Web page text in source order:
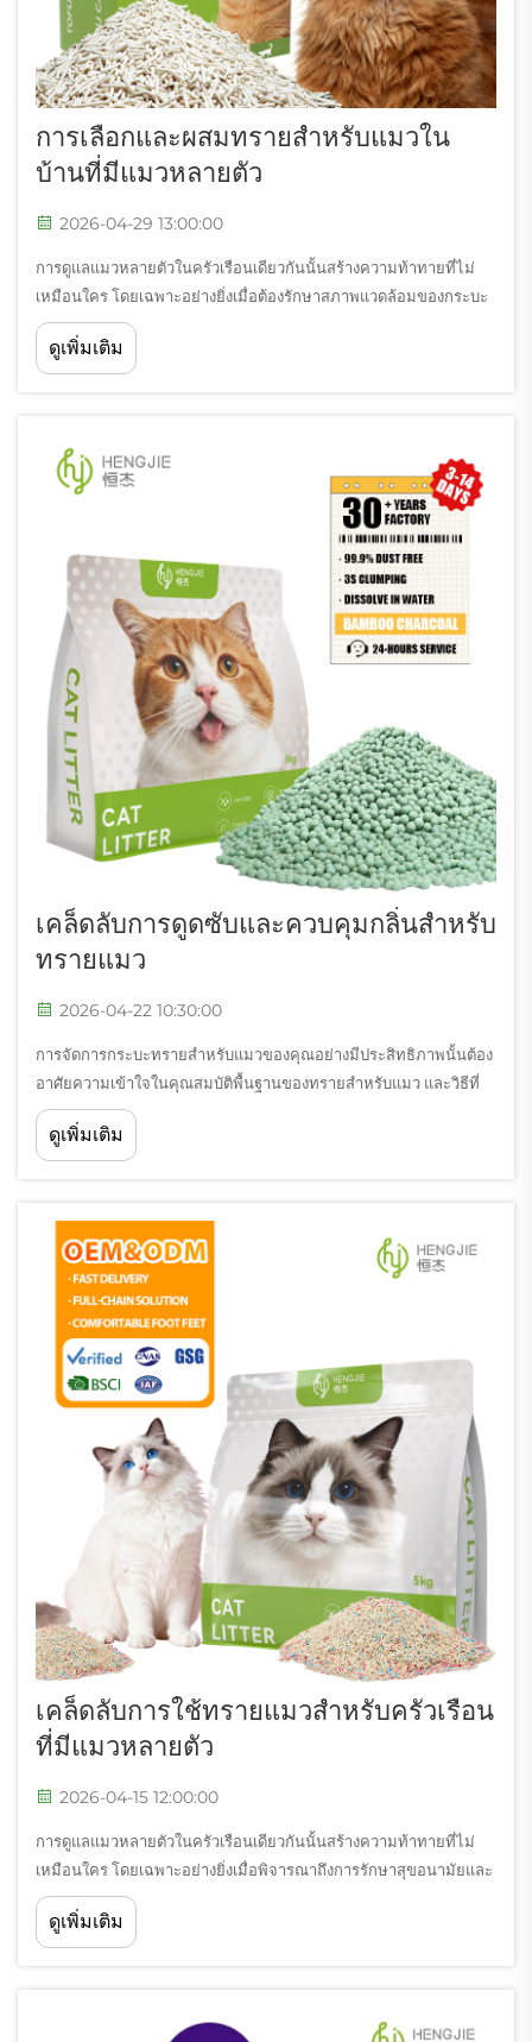
การเลือกและผสมทรายสำหรับแมวใน
บ้านที่มีแมวหลายตัว
2026-04-29 13:00:00
การดูแลแมวหลายตัวในครัวเรือนเดียวกันนั้นสร้างความท้าทายที่ไม่
เหมือนใคร โดยเฉพาะอย่างยิ่งเมื่อต้องรักษาสภาพแวดล้อมของกระบะ
ทรายให้สะอาดและไร้กลิ่น ดังนั้น การเลือกทรายสำหรับแมวที่เหมาะ
สมจึงมีความสำคัญอย่างยิ่งเมื่อมีจำนวนแมวเพิ่มขึ้น...
ดูเพิ่มเติม
เคล็ดลับการดูดซับและควบคุมกลิ่นสำหรับ
ทรายแมว
2026-04-22 10:30:00
การจัดการกระบะทรายสำหรับแมวของคุณอย่างมีประสิทธิภาพนั้นต้อง
อาศัยความเข้าใจในคุณสมบัติพื้นฐานของทรายสำหรับแมว และวิธีที่
วัสดุชนิดต่าง ๆ ทำงานภายใต้สภาวะจริง การเลือกทรายสำหรับแมวส่ง
ผลโดยตรงต่อความสามารถในการดูดซับทั้ง...
ดูเพิ่มเติม
เคล็ดลับการใช้ทรายแมวสำหรับครัวเรือน
ที่มีแมวหลายตัว
2026-04-15 12:00:00
การดูแลแมวหลายตัวในครัวเรือนเดียวกันนั้นสร้างความท้าทายที่ไม่
เหมือนใคร โดยเฉพาะอย่างยิ่งเมื่อพิจารณาถึงการรักษาสุขอนามัยและ
ความสะอาดให้เหมาะสม หนึ่งในประเด็นที่สำคัญที่สุดคือการเลือก
ระบบทรายสำหรับแมวที่เหมาะสมและการจัดการระบบนั้นอย่างมี
ดูเพิ่มเติม